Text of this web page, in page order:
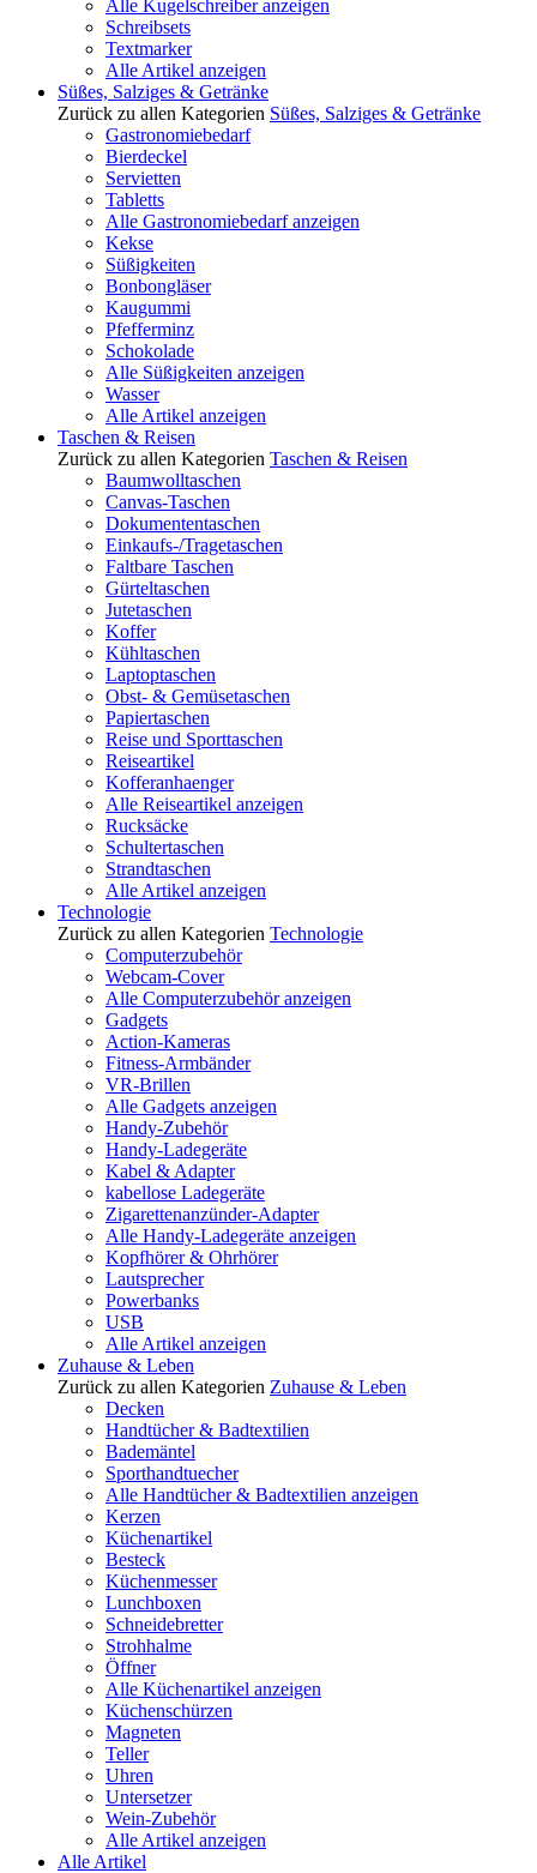
Alle Kugelschreiber anzeigen
Schreibsets
Textmarker
Alle Artikel anzeigen
Süßes, Salziges & Getränke
Zurück zu allen Kategorien Süßes, Salziges & Getränke
Gastronomiebedarf
Bierdeckel
Servietten
Tabletts
Alle Gastronomiebedarf anzeigen
Kekse
Süßigkeiten
Bonbongläser
Kaugummi
Pfefferminz
Schokolade
Alle Süßigkeiten anzeigen
Wasser
Alle Artikel anzeigen
Taschen & Reisen
Zurück zu allen Kategorien Taschen & Reisen
Baumwolltaschen
Canvas-Taschen
Dokumententaschen
Einkaufs-/Tragetaschen
Faltbare Taschen
Gürteltaschen
Jutetaschen
Koffer
Kühltaschen
Laptoptaschen
Obst- & Gemüsetaschen
Papiertaschen
Reise und Sporttaschen
Reiseartikel
Kofferanhaenger
Alle Reiseartikel anzeigen
Rucksäcke
Schultertaschen
Strandtaschen
Alle Artikel anzeigen
Technologie
Zurück zu allen Kategorien Technologie
Computerzubehör
Webcam-Cover
Alle Computerzubehör anzeigen
Gadgets
Action-Kameras
Fitness-Armbänder
VR-Brillen
Alle Gadgets anzeigen
Handy-Zubehör
Handy-Ladegeräte
Kabel & Adapter
kabellose Ladegeräte
Zigarettenanzünder-Adapter
Alle Handy-Ladegeräte anzeigen
Kopfhörer & Ohrhörer
Lautsprecher
Powerbanks
USB
Alle Artikel anzeigen
Zuhause & Leben
Zurück zu allen Kategorien Zuhause & Leben
Decken
Handtücher & Badtextilien
Bademäntel
Sporthandtuecher
Alle Handtücher & Badtextilien anzeigen
Kerzen
Küchenartikel
Besteck
Küchenmesser
Lunchboxen
Schneidebretter
Strohhalme
Öffner
Alle Küchenartikel anzeigen
Küchenschürzen
Magneten
Teller
Uhren
Untersetzer
Wein-Zubehör
Alle Artikel anzeigen
Alle Artikel